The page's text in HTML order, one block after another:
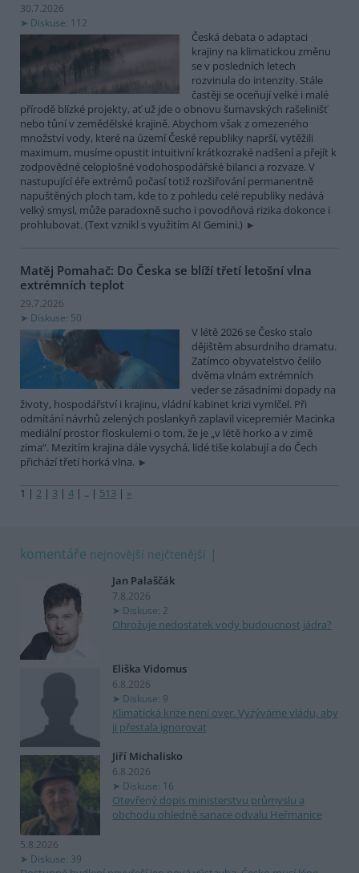
30.7.2026
Diskuse: 112
Česká debata o adaptaci
krajiny na klimatickou změnu
se v posledních letech
rozvinula do intenzity. Stále
častěji se oceňují velké i malé
přírodě blízké projekty, ať už jde o obnovu šumavských rašelinišť
nebo tůní v zemědělské krajině. Abychom však z omezeného
množství vody, které na území České republiky naprší, vytěžili
maximum, musíme opustit intuitivní krátkozraké nadšení a přejít k
zodpovědné celoplošné vodohospodářské bilanci a rozvaze. V
nastupující éře extrémů počasí totiž rozšiřování permanentně
napuštěných ploch tam, kde to z pohledu celé republiky nedává
velký smysl, může paradoxně sucho i povodňová rizika dokonce i
prohlubovat. (Text vznikl s využitím AI Gemini.)
Matěj Pomahač: Do Česka se blíží třetí letošní vlna
extrémních teplot
29.7.2026
Diskuse: 50
V létě 2026 se Česko stalo
dějištěm absurdního dramatu.
Zatímco obyvatelstvo čelilo
dvěma vlnám extrémních
veder se zásadními dopady na
životy, hospodářství i krajinu, vládní kabinet krizi vymlčel. Při
odmítání návrhů zelených poslankyň zaplavil vicepremiér Macinka
mediální prostor floskulemi o tom, že je „v létě horko a v zimě
zima“. Mezitím krajina dále vysychá, lidé tiše kolabují a do Čech
přichází třetí horká vlna.
1 | 2 | 3 | 4 | .. | 513 | »
komentáře nejnovější nejčtenější
Jan Palaščák
7.8.2026
Diskuse: 2
Ohrožuje nedostatek vody budoucnost jádra?
Eliška Vidomus
6.8.2026
Diskuse: 9
Klimatická krize není over. Vyzýváme vládu, aby
ji přestala ignorovat
Jiří Michalisko
6.8.2026
Diskuse: 16
Otevřený dopis ministerstvu průmyslu a
obchodu ohledně sanace odvalu Heřmanice
5.8.2026
Diskuse: 39